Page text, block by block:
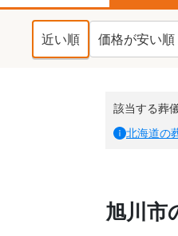
近い順 価格が安い順
該当する葬
北海道の
旭川市